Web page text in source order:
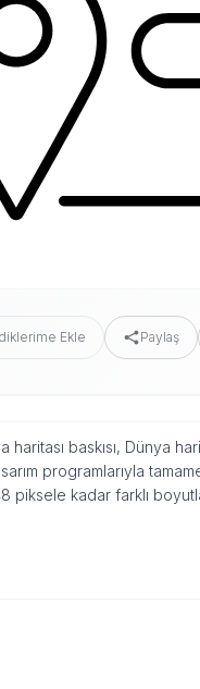
Ekle Paylaş
baskısı, Dünya
programlarıyla
kadar farklı